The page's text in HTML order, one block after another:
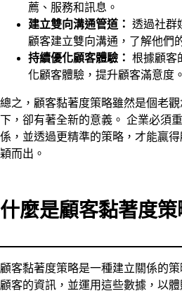
薦、服務和訊息。
建立雙向溝通管道： 透過社群
顧客建立雙向溝通，了解他們
持續優化顧客體驗： 根據顧客
化顧客體驗，提升顧客滿意度。
總之，顧客黏著度策略雖然是個老
下，卻有著全新的意義。 企業必須
係，並透過更精準的策略，才能贏
穎而出。
什麼是顧客黏著度策
顧客黏著度策略是一種建立關係的
顧客的資訊，並運用這些數據，以